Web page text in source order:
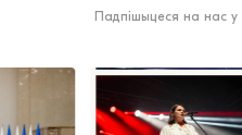
Падпішыцеся на нас у